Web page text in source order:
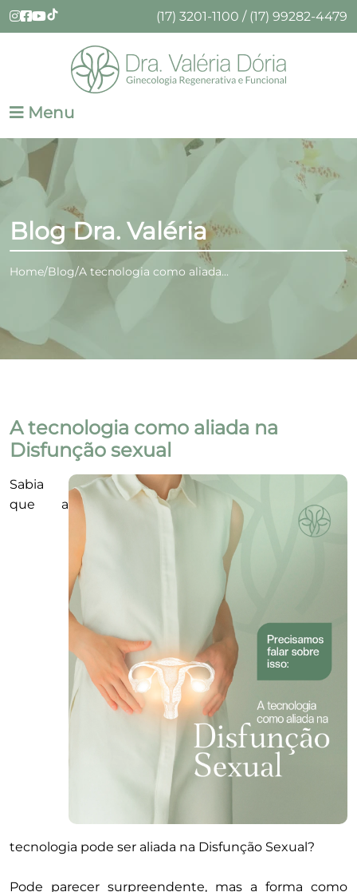
(17) 3201-1100 / (17) 99282-4479
Menu
Blog Dra. Valéria
Home Blog A tecnologia como aliada...
A tecnologia como aliada na
Disfunção sexual
Sabia
que a
tecnologia pode ser aliada na Disfunção Sexual?
Pode parecer surpreendente, mas a forma como